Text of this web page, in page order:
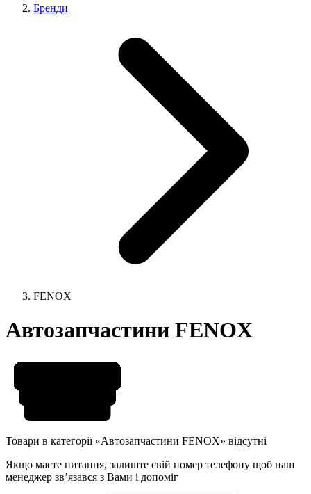
Бренди
FENOX
Автозапчастини FENOX
Товари в категорії «Автозапчастини FENOX» відсутні
Якщо маєте питання, залиште свій номер телефону щоб наш
менеджер звʼязався з Вами і допоміг